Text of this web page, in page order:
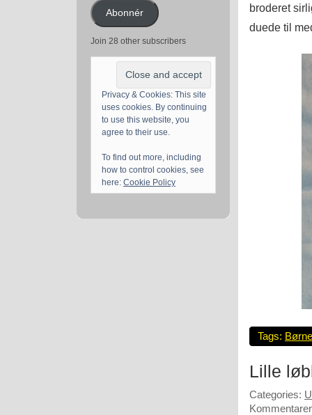
adresseAbonnér
Join 28 other subscribers
Privacy & Cookies: This site
uses cookies. By continuing
to use this website, you
agree to their use.
To find out more, including
how to control cookies, see
here: Cookie Policy
broderet
duede til
Tags:
Lille
Categories: